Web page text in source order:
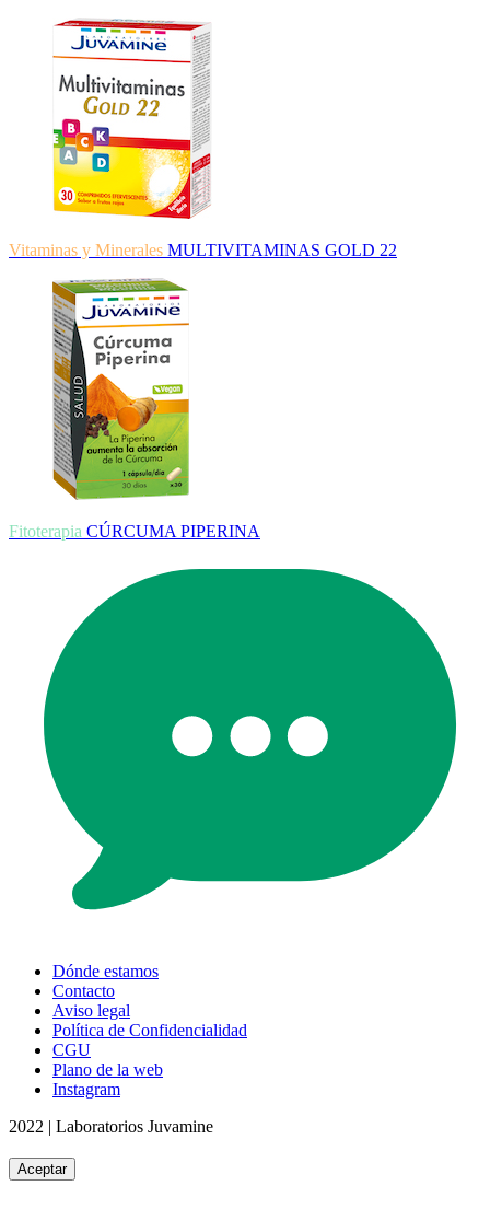
Vitaminas y Minerales MULTIVITAMINAS GOLD 22
Fitoterapia CÚRCUMA PIPERINA
Dónde estamos
Contacto
Aviso legal
Política de Confidencialidad
CGU
Plano de la web
Instagram
2022 | Laboratorios Juvamine
Aceptar